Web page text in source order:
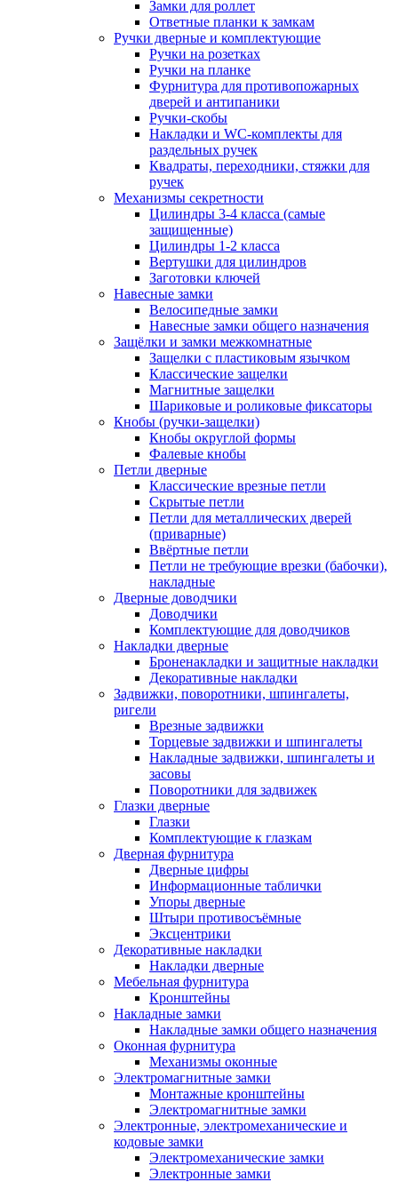
Замки для роллет
Ответные планки к замкам
Ручки дверные и комплектующие
Ручки на розетках
Ручки на планке
Фурнитура для противопожарных
дверей и антипаники
Ручки-скобы
Накладки и WC-комплекты для
раздельных ручек
Квадраты, переходники, стяжки для
ручек
Механизмы секретности
Цилиндры 3-4 класса (самые
защищенные)
Цилиндры 1-2 класса
Вертушки для цилиндров
Заготовки ключей
Навесные замки
Велосипедные замки
Навесные замки общего назначения
Защёлки и замки межкомнатные
Защелки с пластиковым язычком
Классические защелки
Магнитные защелки
Шариковые и роликовые фиксаторы
Кнобы (ручки-защелки)
Кнобы округлой формы
Фалевые кнобы
Петли дверные
Классические врезные петли
Скрытые петли
Петли для металлических дверей
(приварные)
Ввёртные петли
Петли не требующие врезки (бабочки),
накладные
Дверные доводчики
Доводчики
Комплектующие для доводчиков
Накладки дверные
Броненакладки и защитные накладки
Декоративные накладки
Задвижки, поворотники, шпингалеты,
ригели
Врезные задвижки
Торцевые задвижки и шпингалеты
Накладные задвижки, шпингалеты и
засовы
Поворотники для задвижек
Глазки дверные
Глазки
Комплектующие к глазкам
Дверная фурнитура
Дверные цифры
Информационные таблички
Упоры дверные
Штыри противосъёмные
Эксцентрики
Декоративные накладки
Накладки дверные
Мебельная фурнитура
Кронштейны
Накладные замки
Накладные замки общего назначения
Оконная фурнитура
Механизмы оконные
Электромагнитные замки
Монтажные кронштейны
Электромагнитные замки
Электронные, электромеханические и
кодовые замки
Электромеханические замки
Электронные замки